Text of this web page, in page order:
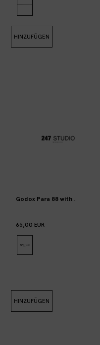
HINZUFÜGEN
Godox Para 88 with grid
65,00 EUR
HINZUFÜGEN